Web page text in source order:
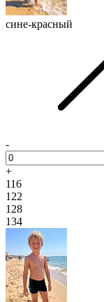
сине-красный
-
+
116
122
128
134